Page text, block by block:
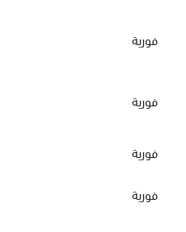
فورية
فورية
فورية
فورية